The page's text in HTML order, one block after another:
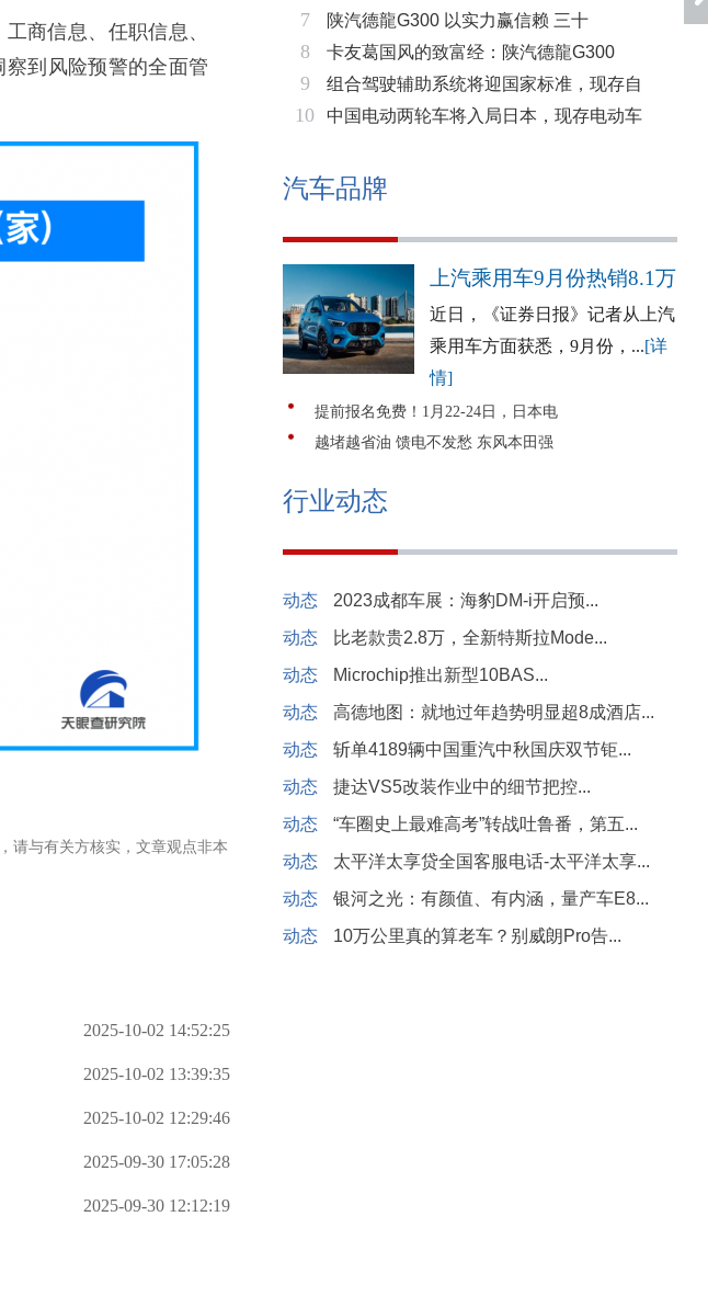
商信息、任职信息、
到风险预警的全面管
请与有关方核实，文章观点非本
2025-10-02 14:52:25
2025-10-02 13:39:35
2025-10-02 12:29:46
2025-09-30 17:05:28
2025-09-30 12:12:19
7
8
9
10
陕汽德龍G300 以实力赢信赖 三十
卡友葛国风的致富经：陕汽德龍G300
组合驾驶辅助系统将迎国家标准，现存自
中国电动两轮车将入局日本，现存电动车
汽车品牌
上汽乘用车9月份热销8.1万
近日，《证券日报》记者从上汽
乘用车方面获悉，9月份，...[详
情]
提前报名免费！1月22-24日，日本电
越堵越省油 馈电不发愁 东风本田强
行业动态
动态
2023成都车展：海豹DM-i开启预...
动态
比老款贵2.8万，全新特斯拉Mode...
动态
Microchip推出新型10BAS...
动态
高德地图：就地过年趋势明显超8成酒店...
动态
斩单4189辆中国重汽中秋国庆双节钜...
动态
捷达VS5改装作业中的细节把控...
动态
“车圈史上最难高考”转战吐鲁番，第五...
动态
太平洋太享贷全国客服电话-太平洋太享...
动态
银河之光：有颜值、有内涵，量产车E8...
动态
10万公里真的算老车？别威朗Pro告...